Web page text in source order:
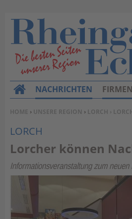
SIE BEFINDEN SICH HIER:
HOME › UNSERE REGION › LORCH ›
LORCH
Lorcher können
Informationsveranstaltung zum
H
o
m
e
NACHRICHTEN